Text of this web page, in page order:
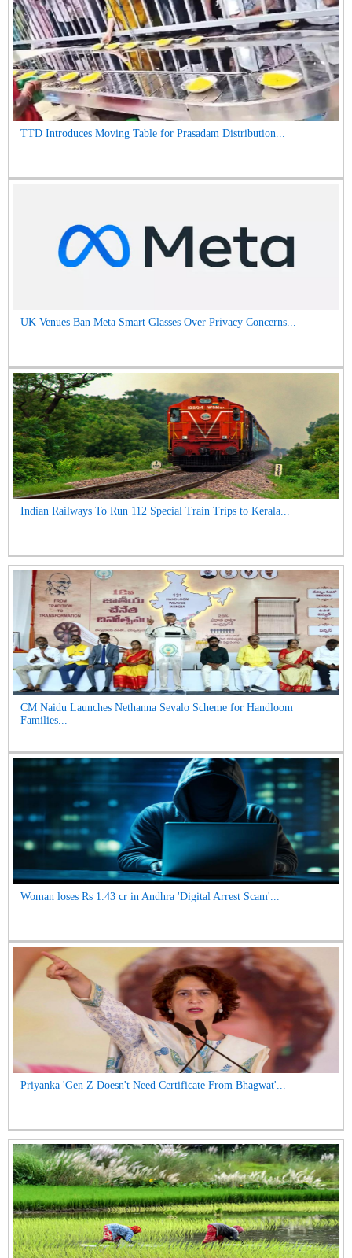
TTD Introduces Moving Table for Prasadam Distribution...
UK Venues Ban Meta Smart Glasses Over Privacy Concerns...
Indian Railways To Run 112 Special Train Trips to Kerala...
CM Naidu Launches Nethanna Sevalo Scheme for Handloom
Families...
Woman loses Rs 1.43 cr in Andhra 'Digital Arrest Scam'...
Priyanka 'Gen Z Doesn't Need Certificate From Bhagwat'...